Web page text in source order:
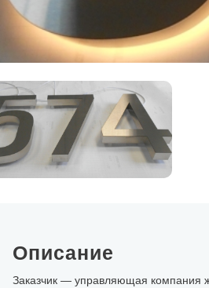
Описание
Заказчик — управляющая компания